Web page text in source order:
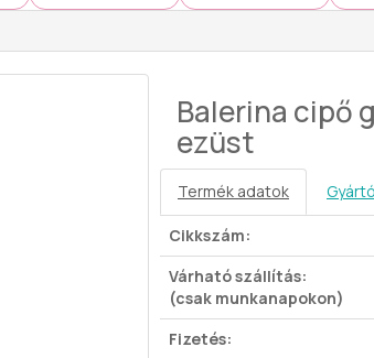
Balerina cipő
ezüst
Termék adatok Gyártó
Cikkszám:
Várható szállítás:
(csak munkanapokon)
Fizetés: